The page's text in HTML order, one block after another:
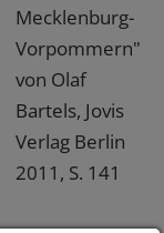
Mecklenburg-
Vorpommern"
von Olaf
Bartels, Jovis
Verlag Berlin
2011, S. 141